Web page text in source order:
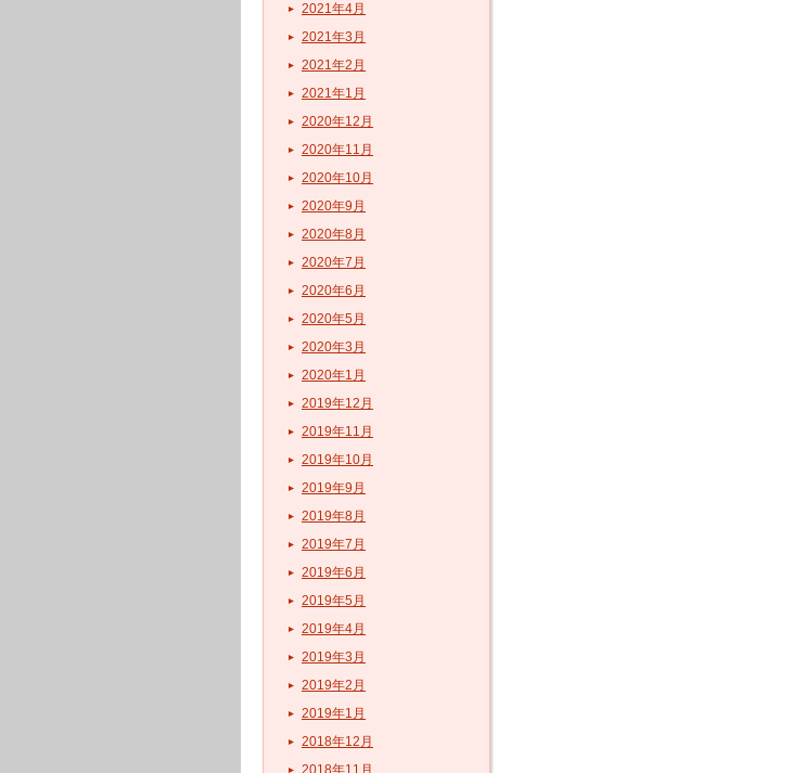
2021年4月
2021年3月
2021年2月
2021年1月
2020年12月
2020年11月
2020年10月
2020年9月
2020年8月
2020年7月
2020年6月
2020年5月
2020年3月
2020年1月
2019年12月
2019年11月
2019年10月
2019年9月
2019年8月
2019年7月
2019年6月
2019年5月
2019年4月
2019年3月
2019年2月
2019年1月
2018年12月
2018年11月